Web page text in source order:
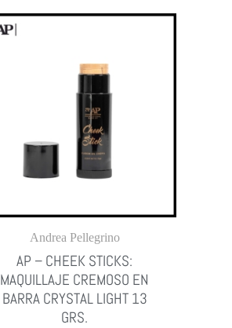
Andrea Pellegrino
AP – CHEEK STICKS:
MAQUILLAJE CREMOSO EN
BARRA CRYSTAL LIGHT 13
GRS.